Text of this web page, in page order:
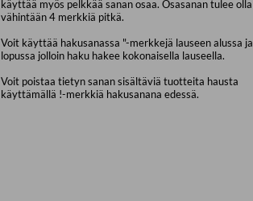
käyttää myös pelkkää sanan osaa. Osasanan tulee olla
vähintään 4 merkkiä pitkä.
Voit käyttää hakusanassa "-merkkejä lauseen alussa ja
lopussa jolloin haku hakee kokonaisella lauseella.
Voit poistaa tietyn sanan sisältäviä tuotteita hausta
käyttämällä !-merkkiä hakusanana edessä.